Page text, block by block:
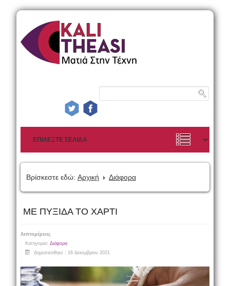
Βρίσκεστε εδώ: Αρχική Διάφορα
ΜΕ ΠΥΞΙΔΑ ΤΟ ΧΑΡΤΙ
Λεπτομέρειες
Κατηγορία: Διάφορα
Δημοσιεύθηκε : 16 Δεκεμβρίου 2021